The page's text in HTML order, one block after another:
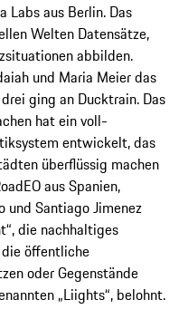
Labs aus Berlin. Das
Welten Datensätze,
abbilden.
und Maria Meier das
ging an Ducktrain. Das
hat ein voll-
entwickelt, das
überflüssig machen
aus Spanien,
und Santiago Jimenez
die nachhaltiges
öffentliche
oder Gegenstände
„Liights“, belohnt.